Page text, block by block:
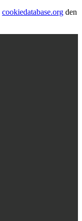
cookiedatabase.org den